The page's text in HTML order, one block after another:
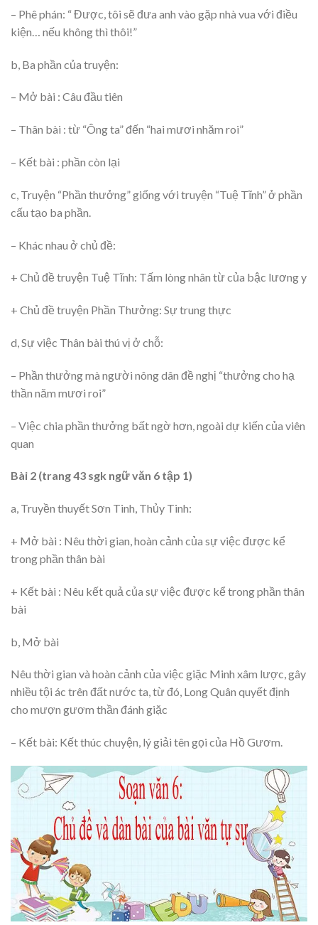
– Phê phán: “ Được, tôi sẽ đưa anh vào gặp nhà vua với điều
kiện… nếu không thì thôi!”
b, Ba phần của truyện:
– Mở bài : Câu đầu tiên
– Thân bài : từ “Ông ta” đến “hai mươi nhăm roi”
– Kết bài : phần còn lại
c, Truyện “Phần thưởng” giống với truyện “Tuệ Tĩnh” ở phần
cấu tạo ba phần.
– Khác nhau ở chủ đề:
+ Chủ đề truyện Tuệ Tĩnh: Tấm lòng nhân từ của bậc lương y
+ Chủ đề truyện Phần Thưởng: Sự trung thực
d, Sự việc Thân bài thú vị ở chỗ:
– Phần thưởng mà người nông dân đề nghị “thưởng cho hạ
thần năm mươi roi”
– Việc chia phần thưởng bất ngờ hơn, ngoài dự kiến của viên
quan
Bài 2 (trang 43 sgk ngữ văn 6 tập 1)
a, Truyền thuyết Sơn Tinh, Thủy Tinh:
+ Mở bài : Nêu thời gian, hoàn cảnh của sự việc được kể
trong phần thân bài
+ Kết bài : Nêu kết quả của sự việc được kể trong phần thân
bài
b, Mở bài
Nêu thời gian và hoàn cảnh của việc giặc Minh xâm lược, gây
nhiều tội ác trên đất nước ta, từ đó, Long Quân quyết định
cho mượn gươm thần đánh giặc
– Kết bài: Kết thúc chuyện, lý giải tên gọi của Hồ Gươm.